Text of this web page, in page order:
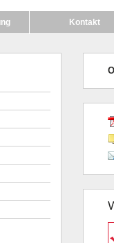
Kontakt